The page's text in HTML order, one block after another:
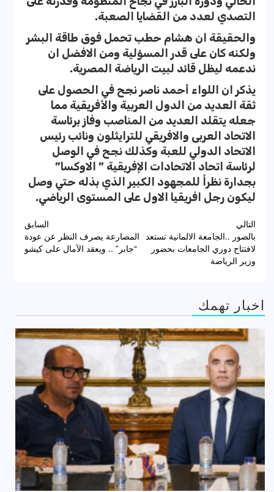
التصدي لعدد من القضايا الصعبة.
والحقيقة ان هشام حطب تحمل فوق طاقة البشر
ولكنه كان على قدر المسؤلية ومن الافضل ان
ندعمه ليظل قائد لبيت الرياضة المصرية.
يذكر ان اللواء أحمد ناصر نجح في الحصول على
ثقة العديد من الدول العربية والأفريقية مما
جعله يتقلد العديد من المناصب وفاز برئاسة
الاتحاد العربى والافريقي للترايثلون ونائب رئيس
الاتحاد الدولي للعبة وكذلك نجح في الوصل
لرئاسة اتحاد الاتحادات الإفريقية ” الاوكسا”
بجدارة نظراً للمجهود الكبير الذي بذله حتي وصل
ليكون رجل افريقيا الاول على المستوى الرياضي.
تصفّح
المقالات
السابق
المصارعة يصرف النظر عن عودة
“جابر” .. ويعقد الآمال على كيشو
التالي
بالصور ..الجامعة الالمانية تستعد
لافتتاح دوري الجامعات بحضور
وزير الرياضة
اخبار تهمك